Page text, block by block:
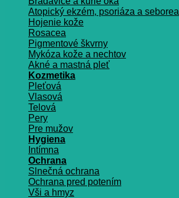
Atopický ekzém, psoriáza a seborea
Hojenie kože
Rosacea
Pigmentové škvrny
Mykóza kože a nechtov
Akné a mastná pleť
Kozmetika
Pleťová
Vlasová
Telová
Pery
Pre mužov
Hygiena
Intímna
Ochrana
Slnečná ochrana
Ochrana pred potením
Vši a hmyz